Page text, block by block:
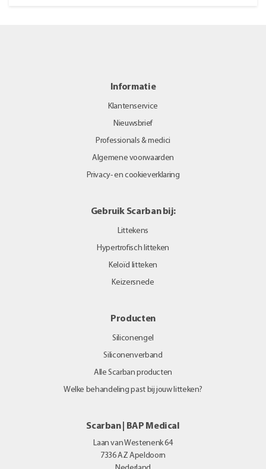
Informatie
Klantenservice
Nieuwsbrief
Professionals & medici
Algemene voorwaarden
Privacy- en cookieverklaring
Gebruik Scarban bij:
Littekens
Hypertrofisch litteken
Keloïd litteken
Keizersnede
Producten
Siliconengel
Siliconenverband
Alle Scarban producten
Welke behandeling past bij jouw litteken?
Scarban | BAP Medical
Laan van Westenenk 64
7336 AZ Apeldoorn